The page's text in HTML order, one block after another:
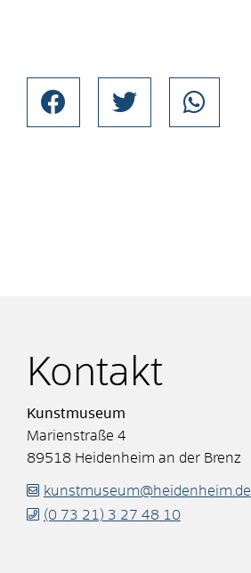
Kontakt
Kunstmuseum
Marienstraße 4
89518 Heidenheim an der Brenz
kunstmuseum@heidenheim.de
(0 73 21) 3 27 48 10